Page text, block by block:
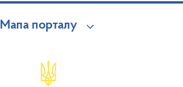
Мапа порталу